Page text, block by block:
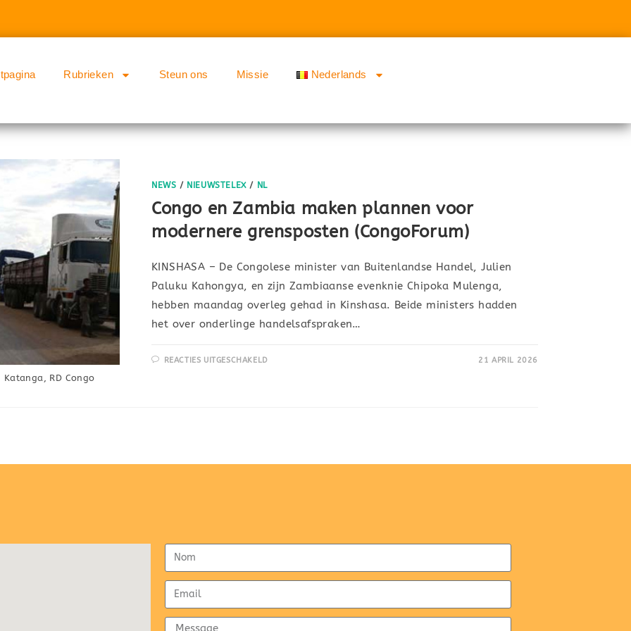
Rubrieken Steun ons Missie Nederlands
RD Congo
NEWS / NIEUWSTELEX/ NL
Congo en Zambia maken plannen voor
modernere grensposten (CongoForum)
KINSHASA – De Congolese minister van Buitenlandse Handel, Julien
Paluku Kahongya, en zijn Zambiaanse evenknie Chipoka Mulenga,
hebben maandag overleg gehad in Kinshasa. Beide ministers hadden
het over onderlinge handelsafspraken…
REACTIES UITGESCHAKELD 21 APRIL 2026